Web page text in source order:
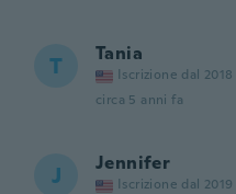
T Tania
Iscrizione dal 2018
circa 5 anni fa
J Jennifer
Iscrizione dal 2019